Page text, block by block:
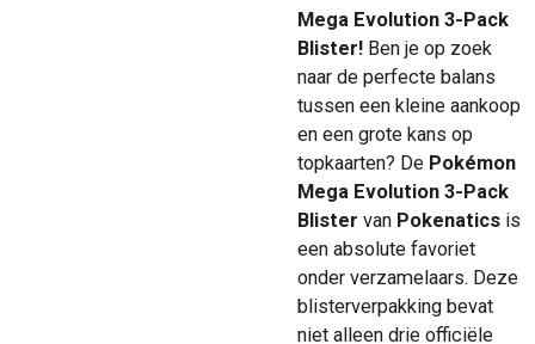
Mega Evolution 3-Pack
Blister! Ben je op zoek
naar de perfecte balans
tussen een kleine aankoop
en een grote kans op
topkaarten? De Pokémon
Mega Evolution 3-Pack
Blister van Pokenatics is
een absolute favoriet
onder verzamelaars. Deze
blisterverpakking bevat
niet alleen drie officiële